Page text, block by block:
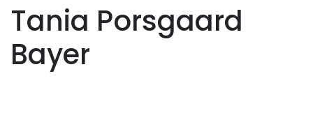
Tania Porsgaard
Bayer